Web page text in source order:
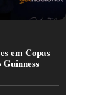
em Copas